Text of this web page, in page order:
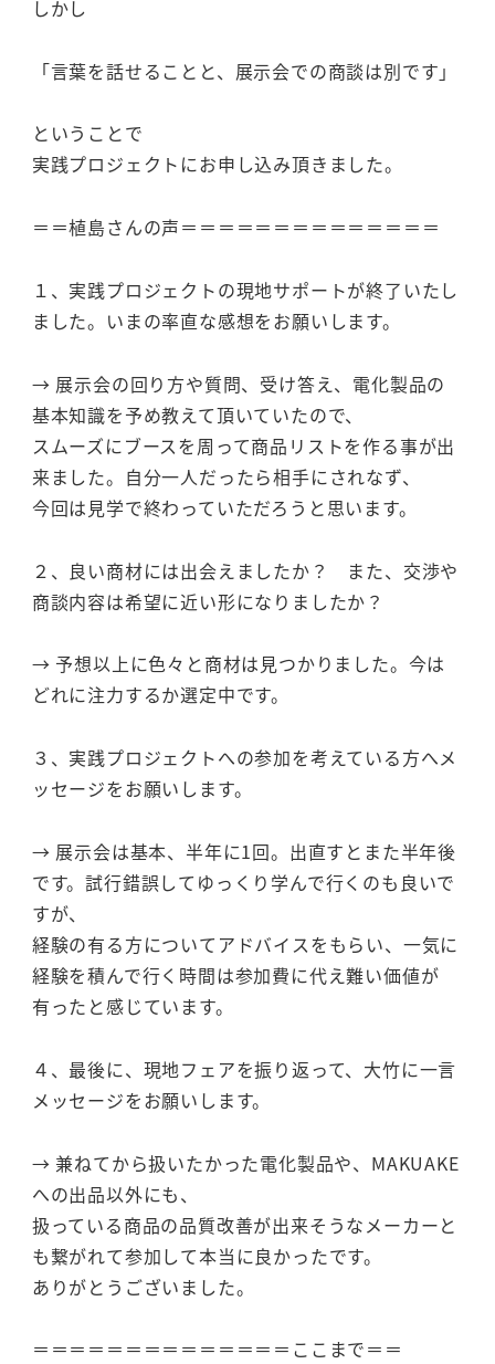
しかし
「言葉を話せることと、展示会での商談は別です」
ということで
実践プロジェクトにお申し込み頂きました。
＝＝植島さんの声＝＝＝＝＝＝＝＝＝＝＝＝＝＝
１、実践プロジェクトの現地サポートが終了いたし
ました。いまの率直な感想をお願いします。
→ 展示会の回り方や質問、受け答え、電化製品の
基本知識を予め教えて頂いていたので、
スムーズにブースを周って商品リストを作る事が出
来ました。自分一人だったら相手にされなず、
今回は見学で終わっていただろうと思います。
２、良い商材には出会えましたか？ また、交渉や
商談内容は希望に近い形になりましたか？
→ 予想以上に色々と商材は見つかりました。今は
どれに注力するか選定中です。
３、実践プロジェクトへの参加を考えている方へメ
ッセージをお願いします。
→ 展示会は基本、半年に1回。出直すとまた半年後
です。試行錯誤してゆっくり学んで行くのも良いで
すが、
経験の有る方についてアドバイスをもらい、一気に
経験を積んで行く時間は参加費に代え難い価値が
有ったと感じています。
４、最後に、現地フェアを振り返って、大竹に一言
メッセージをお願いします。
→ 兼ねてから扱いたかった電化製品や、MAKUAKE
への出品以外にも、
扱っている商品の品質改善が出来そうなメーカーと
も繋がれて参加して本当に良かったです。
ありがとうございました。
＝＝＝＝＝＝＝＝＝＝＝＝＝＝ここまで＝＝